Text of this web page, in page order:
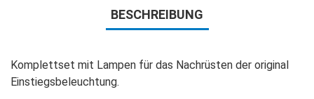
BESCHREIBUNG
Komplettset mit Lampen für das Nachrüsten der original
Einstiegsbeleuchtung.